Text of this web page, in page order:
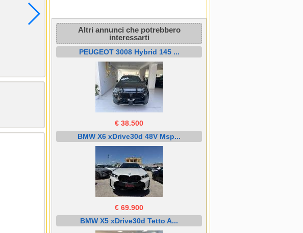
Altri annunci che potrebbero
interessarti
PEUGEOT 3008 Hybrid 145 ...
€ 38.500
BMW X6 xDrive30d 48V Msp...
€ 69.900
BMW X5 xDrive30d Tetto A...